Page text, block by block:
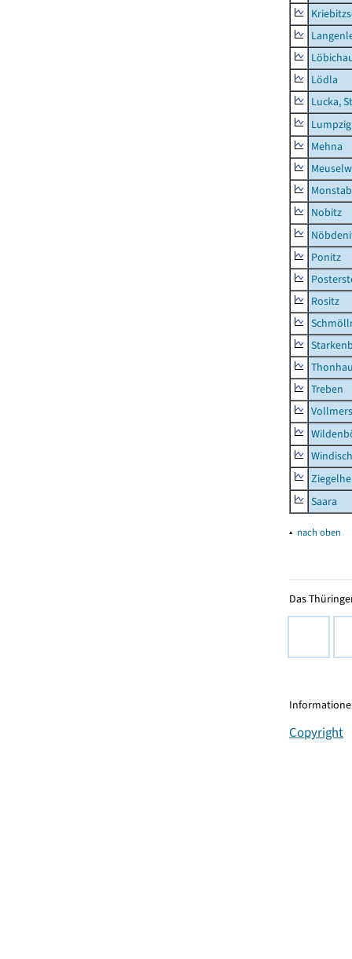
Lödla
Lucka,
Lumpzig
Mehna
Monstab
Nobitz
Ponitz
Rositz
Treben
Saara
▴ nach oben
Das
Copyright